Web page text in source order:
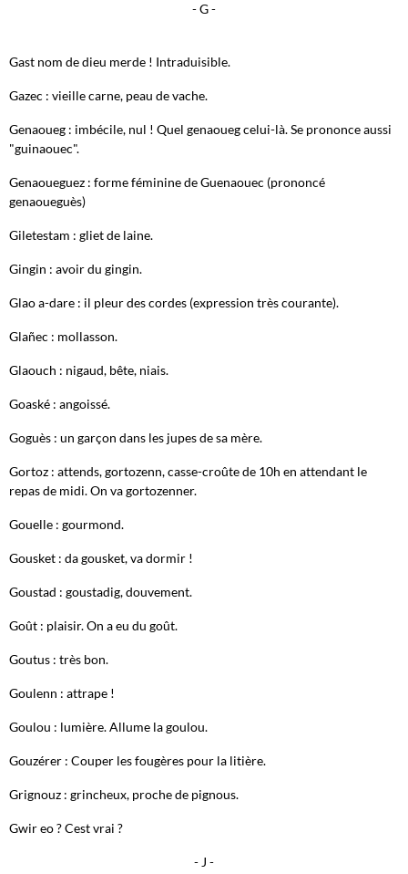
- G -
Gast nom de dieu merde ! Intraduisible.
Gazec : vieille carne, peau de vache.
Genaoueg : imbécile, nul ! Quel genaoueg celui-là. Se prononce aussi
"guinaouec".
Genaoueguez : forme féminine de Guenaouec (prononcé
genaoueguès)
Giletestam : gliet de laine.
Gingin : avoir du gingin.
Glao a-dare : il pleur des cordes (expression très courante).
Glañec : mollasson.
Glaouch : nigaud, bête, niais.
Goaské : angoissé.
Goguès : un garçon dans les jupes de sa mère.
Gortoz : attends, gortozenn, casse-croûte de 10h en attendant le
repas de midi. On va gortozenner.
Gouelle : gourmond.
Gousket : da gousket, va dormir !
Goustad : goustadig, douvement.
Goût : plaisir. On a eu du goût.
Goutus : très bon.
Goulenn : attrape !
Goulou : lumière. Allume la goulou.
Gouzérer : Couper les fougères pour la litière.
Grignouz : grincheux, proche de pignous.
Gwir eo ? Cest vrai ?
- J -